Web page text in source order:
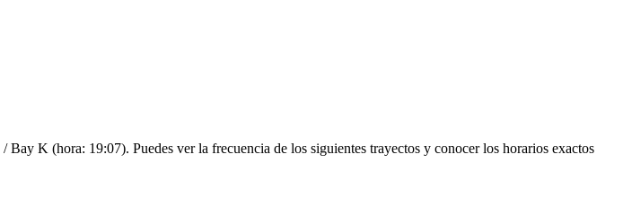
K (hora: 19:07). Puedes ver la frecuencia de los siguientes trayectos y conocer los horarios exactos